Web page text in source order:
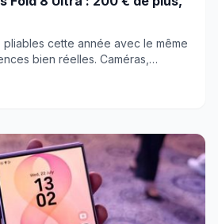
pliables cette année avec le même
bien réelles. Caméras,